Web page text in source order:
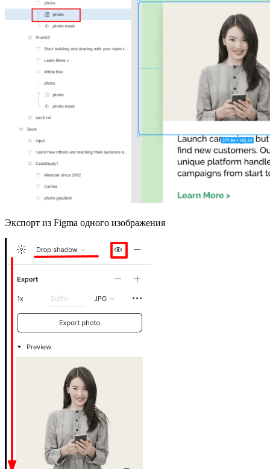
Экспорт из Figma одного изображения